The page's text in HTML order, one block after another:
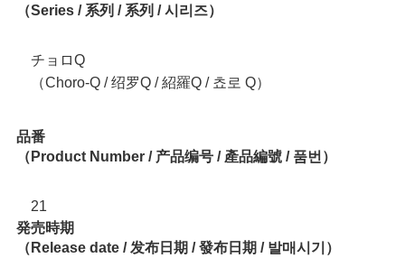
（Series / 系列 / 系列 / 시리즈）
チョロQ
（Choro-Q / 绍罗Q / 紹羅Q / 쵸로 Q）
品番
（Product Number / 产品编号 / 產品編號 / 품번）
21
発売時期
（Release date / 发布日期 / 發布日期 / 발매시기）